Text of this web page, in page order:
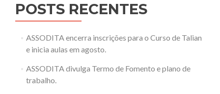
POSTS RECENTES
ASSODITA encerra inscrições para o Curso de Talian
e inicia aulas em agosto.
ASSODITA divulga Termo de Fomento e plano de
trabalho.